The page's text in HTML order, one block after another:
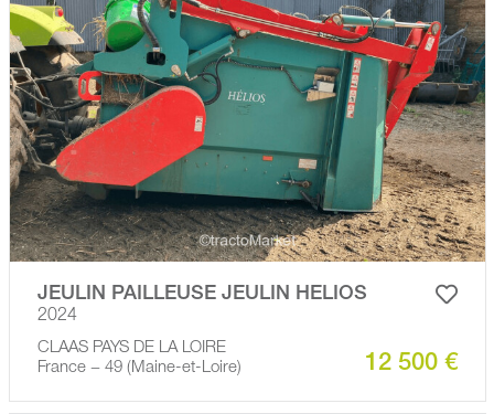
JEULIN PAILLEUSE JEULIN HELIOS
2024
CLAAS PAYS DE LA LOIRE
France − 49 (Maine-et-Loire)
12 500 €